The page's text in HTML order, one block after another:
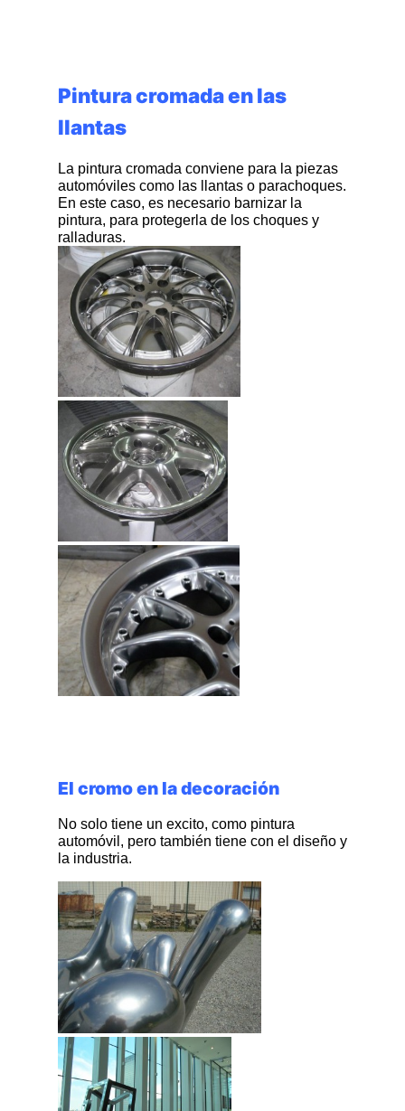
Pintura cromada en las
llantas
La pintura cromada conviene para la piezas
automóviles como las llantas o parachoques.
En este caso, es necesario barnizar la
pintura, para protegerla de los choques y
ralladuras.
El cromo en la decoración
No solo tiene un excito, como pintura
automóvil, pero también tiene con el diseño y
la industria.